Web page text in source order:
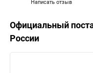
Написать отзыв
Официальный
России